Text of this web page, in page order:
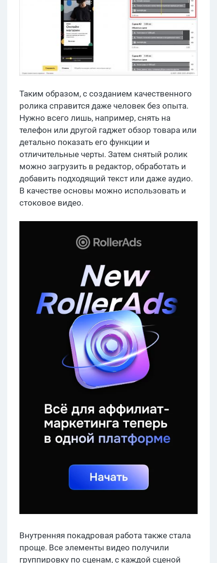
Таким образом, с созданием качественного
ролика справится даже человек без опыта.
Нужно всего лишь, например, снять на
телефон или другой гаджет обзор товара или
детально показать его функции и
отличительные черты. Затем снятый ролик
можно загрузить в редактор, обработать и
добавить подходящий текст или даже аудио.
В качестве основы можно использовать и
стоковое видео.
Внутренняя покадровая работа также стала
проще. Все элементы видео получили
группировку по сценам, с каждой сценой